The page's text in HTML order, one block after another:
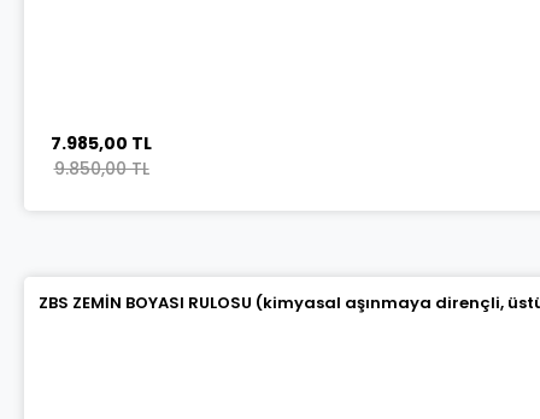
7.985,00 TL
9.850,00 TL
ZBS ZEMİN BOYASI RULOSU (kimyasal aşınmaya dirençli,